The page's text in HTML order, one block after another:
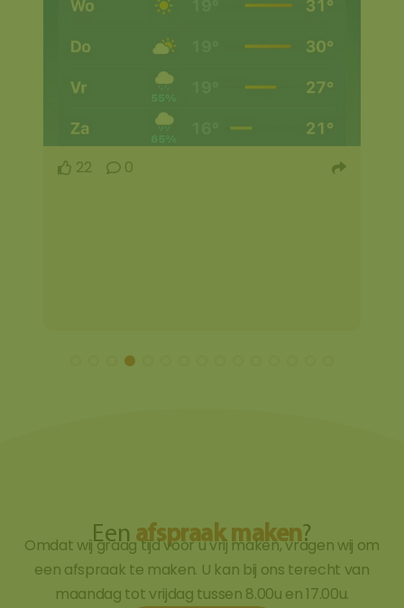
Een afspraak maken?
Omdat wij graag tijd voor u vrij maken, vragen wij om
een afspraak te maken. U kan bij ons terecht van
maandag tot vrijdag tussen 8.00u en 17.00u.